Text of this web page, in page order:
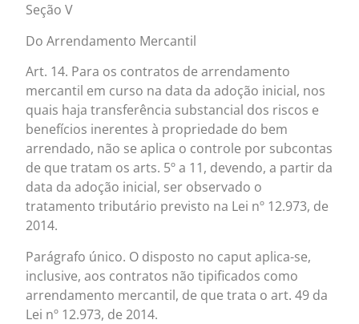
Seção V
Do Arrendamento Mercantil
Art. 14. Para os contratos de arrendamento
mercantil em curso na data da adoção inicial, nos
quais haja transferência substancial dos riscos e
benefícios inerentes à propriedade do bem
arrendado, não se aplica o controle por subcontas
de que tratam os arts. 5º a 11, devendo, a partir da
data da adoção inicial, ser observado o
tratamento tributário previsto na Lei nº 12.973, de
2014.
Parágrafo único. O disposto no caput aplica-se,
inclusive, aos contratos não tipificados como
arrendamento mercantil, de que trata o art. 49 da
Lei nº 12.973, de 2014.